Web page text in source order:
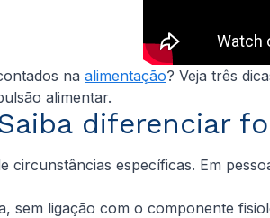
na alimentação? Veja três
alimentar.
diferenciar
circunstâncias específicas. Em
sem ligação com o componente